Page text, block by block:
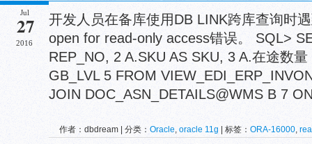
Jul
27
2016
开发人员在备库使用DB LINK跨库查询时
open for read-only access错误。 SQL>
REP_NO, 2 A.SKU AS SKU, 3 A.在途数
GB_LVL 5 FROM
JOIN DOC_ASN_DETAILS@WMS B 7
作者：dbdream | 分类： Oracle, oracle 11g | 标签： ORA-16000,